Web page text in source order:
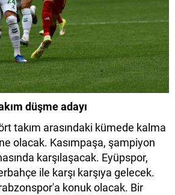
düşme adayı
takım arasındaki kümede kalma
olacak. Kasımpaşa, şampiyon
karşılaşacak. Eyüpspor,
ile karşı karşıya gelecek.
konuk olacak. Bir